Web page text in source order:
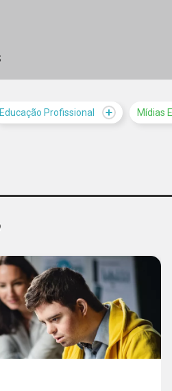
Educação Profissional Mídias